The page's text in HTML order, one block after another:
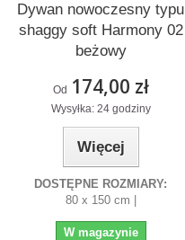
Dywan nowoczesny typu
shaggy soft Harmony 02
beżowy
Od 174,00 zł
Wysyłka: 24 godziny
Więcej
DOSTĘPNE ROZMIARY:
80 x 150 cm |
W magazynie